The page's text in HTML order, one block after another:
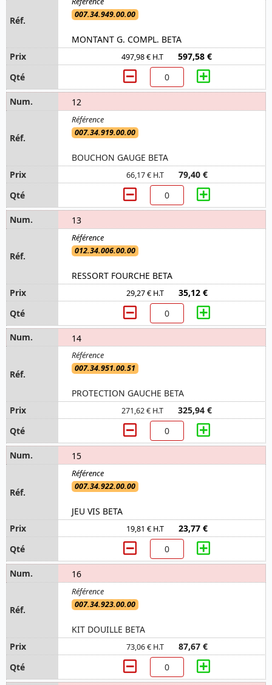
007.34.949.00.00
MONTANT G. COMPL. BETA
497,98 € H.T 597,58 €
12
007.34.919.00.00
BOUCHON GAUGE BETA
66,17 € H.T 79,40 €
13
012.34.006.00.00
RESSORT FOURCHE BETA
29,27 € H.T 35,12 €
14
007.34.951.00.51
PROTECTION GAUCHE BETA
271,62 € H.T 325,94 €
15
007.34.922.00.00
JEU VIS BETA
19,81 € H.T 23,77 €
16
007.34.923.00.00
KIT DOUILLE BETA
73,06 € H.T 87,67 €